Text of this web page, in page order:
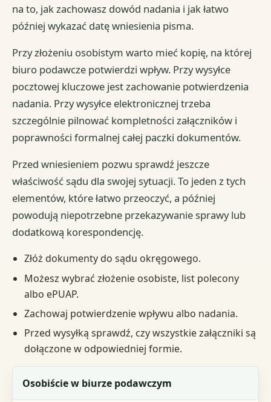
na to, jak zachowasz dowód nadania i jak łatwo
później wykazać datę wniesienia pisma.
Przy złożeniu osobistym warto mieć kopię, na której
biuro podawcze potwierdzi wpływ. Przy wysyłce
pocztowej kluczowe jest zachowanie potwierdzenia
nadania. Przy wysyłce elektronicznej trzeba
szczególnie pilnować kompletności załączników i
poprawności formalnej całej paczki dokumentów.
Przed wniesieniem pozwu sprawdź jeszcze
właściwość sądu dla swojej sytuacji. To jeden z tych
elementów, które łatwo przeoczyć, a później
powodują niepotrzebne przekazywanie sprawy lub
dodatkową korespondencję.
Złóż dokumenty do sądu okręgowego.
Możesz wybrać złożenie osobiste, list polecony
albo ePUAP.
Zachowaj potwierdzenie wpływu albo nadania.
Przed wysyłką sprawdź, czy wszystkie załączniki są
dołączone w odpowiedniej formie.
Sposób złożenia
Osobiście w biurze podawczym